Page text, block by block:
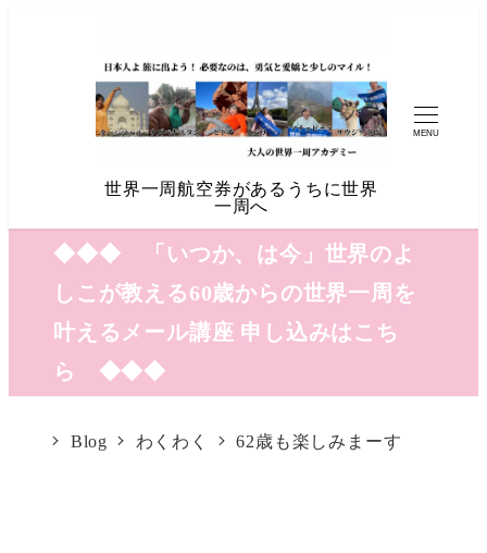
世界一周航空券があるうちに世界
一周へ
MENU
◆◆◆ 「いつか、は今」世界のよ
しこが教える60歳からの世界一周を
叶えるメール講座 申し込みはこち
ら ◆◆◆
Blog わくわく 62歳も楽しみまーす